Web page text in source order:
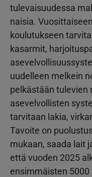
tulevaisuudessa
naisia.
koulutukseen
kasarmit,
uudelleen melkein
pelkästään tulevien
asevelvollisten
tarvitaan lakia,
Tavoite on
mukaan, saada lait
että vuoden 2025
ensimmäisten